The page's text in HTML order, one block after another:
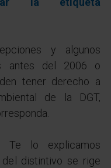
y algunos
antes del 2006 o
tener derecho a
de la DGT,
Te lo explicamos
del distintivo se rige